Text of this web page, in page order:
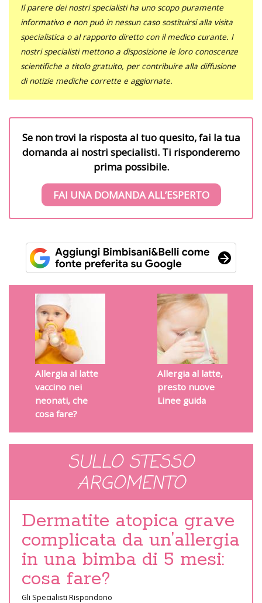
Il parere dei nostri specialisti ha uno scopo puramente
informativo e non può in nessun caso sostituirsi alla visita
specialistica o al rapporto diretto con il medico curante. I
nostri specialisti mettono a disposizione le loro conoscenze
scientifiche a titolo gratuito, per contribuire alla diffusione
di notizie mediche corrette e aggiornate.
Se non trovi la risposta al tuo quesito, fai la tua
domanda ai nostri specialisti. Ti risponderemo
prima possibile.
FAI UNA DOMANDA ALL’ESPERTO
Allergia al latte
vaccino nei
neonati, che
cosa fare?
Allergia al latte,
presto nuove
Linee guida
SULLO STESSO
ARGOMENTO
Dermatite atopica grave
complicata da un’allergia
in una bimba di 5 mesi:
cosa fare?
Gli Specialisti Rispondono